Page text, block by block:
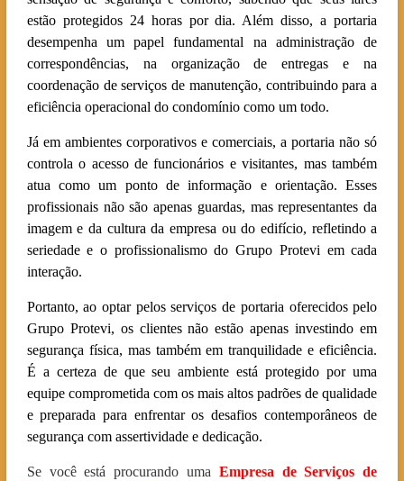
estão protegidos 24 horas por dia. Além disso, a portaria
desempenha um papel fundamental na administração de
correspondências, na organização de entregas e na
coordenação de serviços de manutenção, contribuindo para a
eficiência operacional do condomínio como um todo.
Já em ambientes corporativos e comerciais, a portaria não só
controla o acesso de funcionários e visitantes, mas também
atua como um ponto de informação e orientação. Esses
profissionais não são apenas guardas, mas representantes da
imagem e da cultura da empresa ou do edifício, refletindo a
seriedade e o profissionalismo do Grupo Protevi em cada
interação.
Portanto, ao optar pelos serviços de portaria oferecidos pelo
Grupo Protevi, os clientes não estão apenas investindo em
segurança física, mas também em tranquilidade e eficiência.
É a certeza de que seu ambiente está protegido por uma
equipe comprometida com os mais altos padrões de qualidade
e preparada para enfrentar os desafios contemporâneos de
segurança com assertividade e dedicação.
Se você está procurando uma Empresa de Serviços de